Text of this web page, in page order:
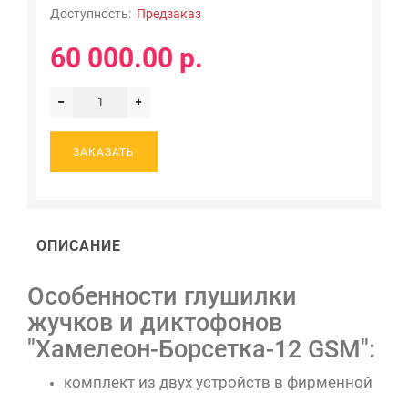
Доступность: Предзаказ
60 000.00 р.
ЗАКАЗАТЬ
ОПИСАНИЕ
Особенности глушилки
жучков и диктофонов
"Хамелеон-Борсетка-12 GSM":
комплект из двух устройств в фирменной